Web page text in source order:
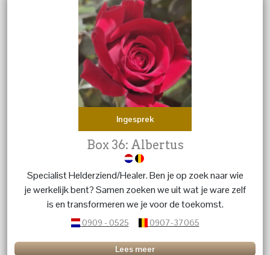
Ingesprek
Box 36: Albertus
Specialist Helderziend/Healer. Ben je op zoek naar wie
je werkelijk bent? Samen zoeken we uit wat je ware zelf
is en transformeren we je voor de toekomst.
0909 - 0525 0907-37065
Lees meer